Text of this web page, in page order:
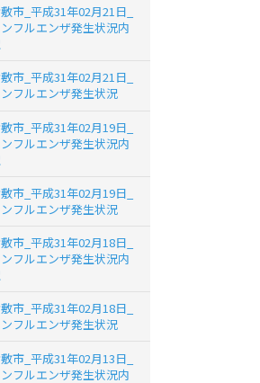
市_平成31年02月21日_
フルエンザ発生状況内
市_平成31年02月21日_
フルエンザ発生状況
市_平成31年02月19日_
フルエンザ発生状況内
市_平成31年02月19日_
フルエンザ発生状況
市_平成31年02月18日_
フルエンザ発生状況内
市_平成31年02月18日_
フルエンザ発生状況
市_平成31年02月13日_
フルエンザ発生状況内